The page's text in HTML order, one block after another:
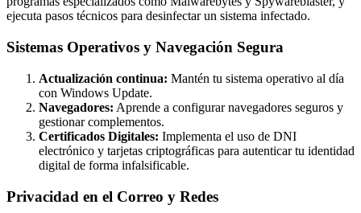
ejecuta pasos técnicos para desinfectar un sistema infectado.
Sistemas Operativos y Navegación Segura
Actualización continua: Mantén tu sistema operativo al día
con Windows Update.
Navegadores: Aprende a configurar navegadores seguros y
gestionar complementos.
Certificados Digitales: Implementa el uso de DNI
electrónico y tarjetas criptográficas para autenticar tu identidad
digital de forma infalsificable.
Privacidad en el Correo y Redes